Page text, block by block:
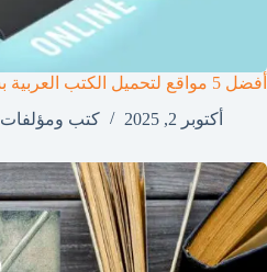
أفضل 5 مواقع لتحميل الكتب العربية بشكل قانوني
أكتوبر 2, 2025
كتب ومؤلفات